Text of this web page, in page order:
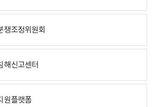
쟁조정위원회
해신고센터
원플랫폼